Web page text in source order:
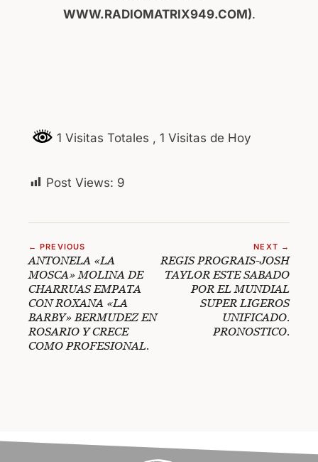
WWW.RADIOMATRIX949.COM).
1 Visitas Totales , 1 Visitas de Hoy
Post Views: 9
← PREVIOUS
ANTONELA «LA
MOSCA» MOLINA DE
CHARRUAS EMPATA
CON ROXANA «LA
BARBY» BERMUDEZ EN
ROSARIO Y CRECE
COMO PROFESIONAL.
NEXT →
REGIS PROGRAIS-JOSH
TAYLOR ESTE SABADO
POR EL MUNDIAL
SUPER LIGEROS
UNIFICADO.
PRONOSTICO.